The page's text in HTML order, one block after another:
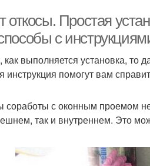
откосы
откосы. Простая
с
как выполняется установка,
помогут вам
с оконным проемом
так и внутреннем. Это